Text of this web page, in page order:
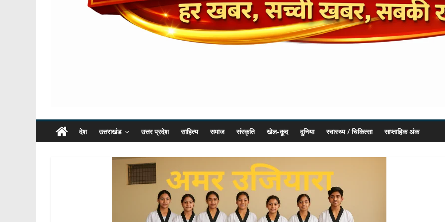
देश उत्तराखंड उत्तर प्रदेश साहित्य समाज संस्कृति खेल-कूद दुनिया स्वास्थ्य / चिकित्सा साप्ताहिक अंक